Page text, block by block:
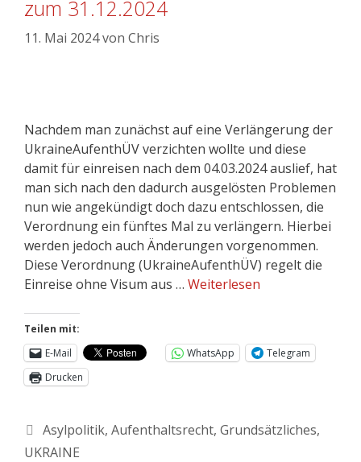
zum 31.12.2024
11. Mai 2024von Chris
Nachdem man zunächst auf eine Verlängerung der
UkraineAufenthÜV verzichten wollte und diese
damit für einreisen nach dem 04.03.2024 auslief, hat
man sich nach den dadurch ausgelösten Problemen
nun wie angekündigt doch dazu entschlossen, die
Verordnung ein fünftes Mal zu verlängern. Hierbei
werden jedoch auch Änderungen vorgenommen.
Diese Verordnung (UkraineAufenthÜV) regelt die
Einreise ohne Visum aus … Weiterlesen
Teilen mit:
E-Mail
WhatsApp
Telegram
Drucken
Asylpolitik, Aufenthaltsrecht, Grundsätzliches,
UKRAINE